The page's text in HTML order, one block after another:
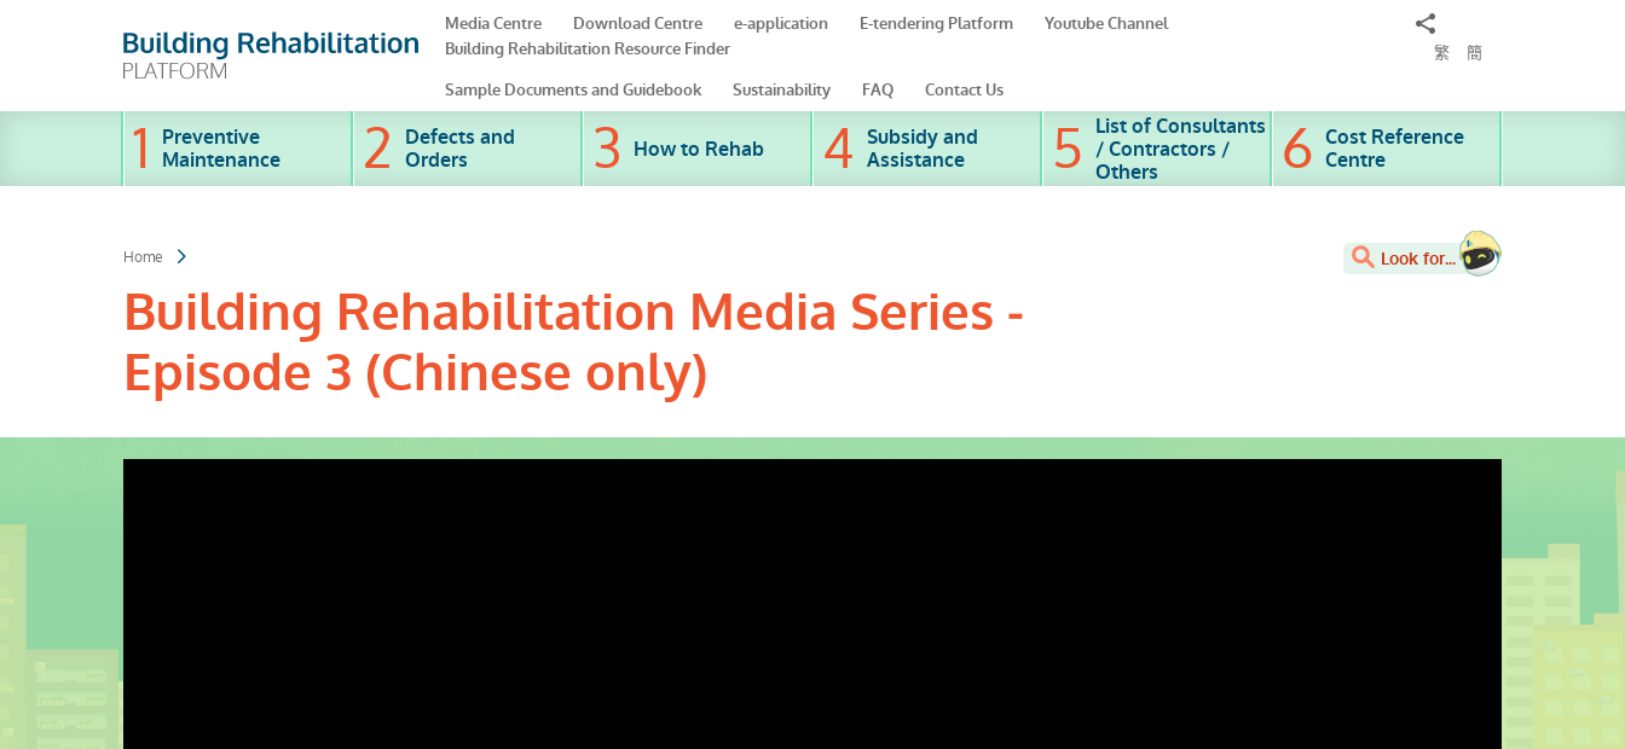
Media Centre Download Centre e-application E-tendering Platform
Youtube Channel
Building Rehabilitation Resource Finder
Share
繁 簡
Sample Documents and Guidebook Sustainability FAQ Contact Us
Preventive
Maintenance
Defects and
Orders
How to Rehab
Subsidy and
Assistance
List of Consultants
/ Contractors /
Others
Cost Reference
Centre
Home
Building Rehabilitation Media Series ‒
Episode 3 (Chinese only)
Look for...